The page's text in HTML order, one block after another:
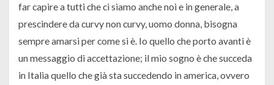
far capire a tutti che ci siamo anche noi e in generale, a
prescindere da curvy non curvy, uomo donna, bisogna
sempre amarsi per come si è. Io quello che porto avanti è
un messaggio di accettazione; il mio sogno è che succeda
in Italia quello che già sta succedendo in america, ovvero